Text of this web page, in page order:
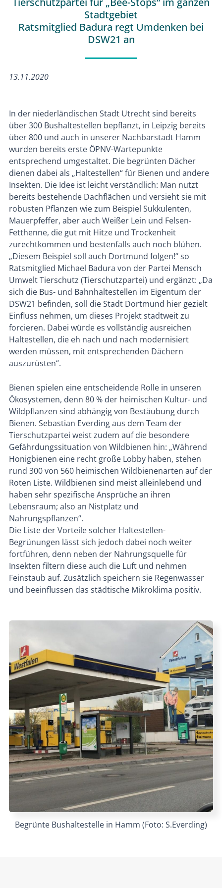
Stadtgebiet
Ratsmitglied Badura regt Umdenken bei
DSW21 an
13.11.2020
In der niederländischen Stadt Utrecht sind bereits
über 300 Bushaltestellen bepflanzt, in Leipzig bereits
über 800 und auch in unserer Nachbarstadt Hamm
wurden bereits erste ÖPNV-Wartepunkte
entsprechend umgestaltet. Die begrünten Dächer
dienen dabei als „Haltestellen“ für Bienen und andere
Insekten. Die Idee ist leicht verständlich: Man nutzt
bereits bestehende Dachflächen und versieht sie mit
robusten Pflanzen wie zum Beispiel Sukkulenten,
Mauerpfeffer, aber auch Weißer Lein und Felsen-
Fetthenne, die gut mit Hitze und Trockenheit
zurechtkommen und bestenfalls auch noch blühen.
„Diesem Beispiel soll auch Dortmund folgen!“ so
Ratsmitglied Michael Badura von der Partei Mensch
Umwelt Tierschutz (Tierschutzpartei) und ergänzt: „Da
sich die Bus- und Bahnhaltestellen im Eigentum der
DSW21 befinden, soll die Stadt Dortmund hier gezielt
Einfluss nehmen, um dieses Projekt stadtweit zu
forcieren. Dabei würde es vollständig ausreichen
Haltestellen, die eh nach und nach modernisiert
werden müssen, mit entsprechenden Dächern
auszurüsten“.
Bienen spielen eine entscheidende Rolle in unseren
Ökosystemen, denn 80 % der heimischen Kultur- und
Wildpflanzen sind abhängig von Bestäubung durch
Bienen. Sebastian Everding aus dem Team der
Tierschutzpartei weist zudem auf die besondere
Gefährdungssituation von Wildbienen hin: „Während
Honigbienen eine recht große Lobby haben, stehen
rund 300 von 560 heimischen Wildbienenarten auf der
Roten Liste. Wildbienen sind meist alleinlebend und
haben sehr spezifische Ansprüche an ihren
Lebensraum; also an Nistplatz und
Nahrungspflanzen“.
Die Liste der Vorteile solcher Haltestellen-
Begrünungen lässt sich jedoch dabei noch weiter
fortführen, denn neben der Nahrungsquelle für
Insekten filtern diese auch die Luft und nehmen
Feinstaub auf. Zusätzlich speichern sie Regenwasser
und beeinflussen das städtische Mikroklima positiv.
Begrünte Bushaltestelle in Hamm (Foto: S.Everding)